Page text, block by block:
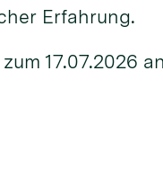
Erfahrung.
17.07.2026